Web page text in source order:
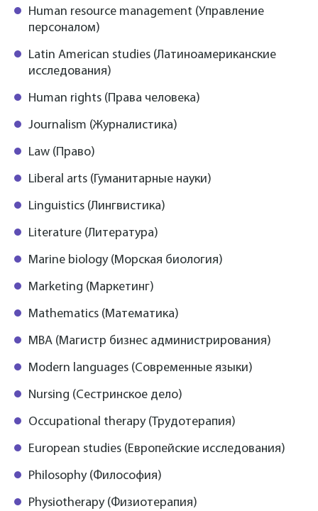
Human resource management (Управление
персоналом)
Latin American studies (Латиноамериканские
исследования)
Human rights (Права человека)
Journalism (Журналистика)
Law (Право)
Liberal arts (Гуманитарные науки)
Linguistics (Лингвистика)
Literature (Литература)
Marine biology (Морская биология)
Marketing (Маркетинг)
Mathematics (Математика)
MBA (Магистр бизнес администрирования)
Modern languages (Современные языки)
Nursing (Сестринское дело)
Occupational therapy (Трудотерапия)
European studies (Европейские исследования)
Philosophy (Философия)
Physiotherapy (Физиотерапия)